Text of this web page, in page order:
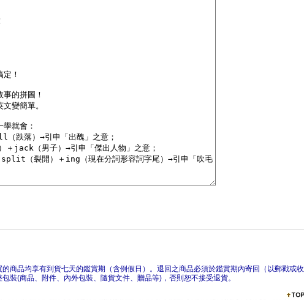
商品均享有到貨七天的鑑賞期（含例假日）。退回之商品必須於鑑賞期內寄回（以郵戳或收
裝(商品、附件、內外包裝、隨貨文件、贈品等)，否則恕不接受退貨。